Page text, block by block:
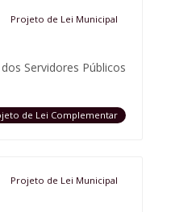
Projeto de Lei Municipal
Servidores Públicos
de Lei Complementar
Projeto de Lei Municipal